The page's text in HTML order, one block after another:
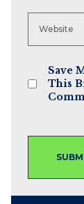
Save
This